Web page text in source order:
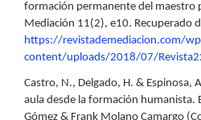
formación permanente del maestro
Mediación 11(2), e10. Recuperado
https://revistademediacion.com/
content/uploads/2018/07/
Castro, N., Delgado, H. & Espinosa,
aula desde la formación humanista.
Gómez & Frank Molano Camargo